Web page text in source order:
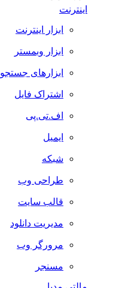
اینترنت
ابزار اینترنت
ابزار وبمستر
ابزارهای جستجو
اشتراک فایل
اف.تی.پی
ایمیل
شبکه
طراحی وب
قالب سایت
مدیریت دانلود
مرورگر وب
مسنجر